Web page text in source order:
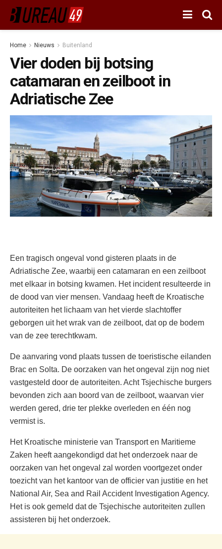
Home Nieuws Buitenland
Vier doden bij botsing
catamaran en zeilboot in
Adriatische Zee
Een tragisch ongeval vond gisteren plaats in de
Adriatische Zee, waarbij een catamaran en een zeilboot
met elkaar in botsing kwamen. Het incident resulteerde in
de dood van vier mensen. Vandaag heeft de Kroatische
autoriteiten het lichaam van het vierde slachtoffer
geborgen uit het wrak van de zeilboot, dat op de bodem
van de zee terechtkwam.
De aanvaring vond plaats tussen de toeristische eilanden
Brac en Solta. De oorzaken van het ongeval zijn nog niet
vastgesteld door de autoriteiten. Acht Tsjechische burgers
bevonden zich aan boord van de zeilboot, waarvan vier
werden gered, drie ter plekke overleden en één nog
vermist is.
Het Kroatische ministerie van Transport en Maritieme
Zaken heeft aangekondigd dat het onderzoek naar de
oorzaken van het ongeval zal worden voortgezet onder
toezicht van het kantoor van de officier van justitie en het
National Air, Sea and Rail Accident Investigation Agency.
Het is ook gemeld dat de Tsjechische autoriteiten zullen
assisteren bij het onderzoek.